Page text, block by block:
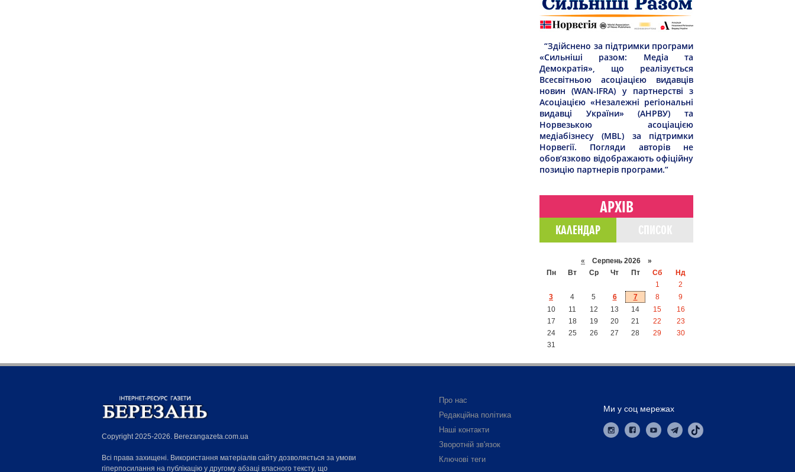
“Здійснено за підтримки програми
«Сильніші разом: Медіа та
Демократія», що реалізується
Всесвітньою асоціацією видавців
новин (WAN-IFRA) у партнерстві з
Асоціацією «Незалежні регіональні
видавці України» (АНРВУ) та
Норвезькою асоціацією
медіабізнесу (MBL) за підтримки
Норвегії. Погляди авторів не
обов’язково відображають офіційну
позицію партнерів програми.”
АРХІВ
КАЛЕНДАР
« Серпень 2026 »
Пн
Вт Ср Чт Пт Сб
Нд
1
2
3
4 5 6 7 8
9
10
11 12 13 14 15
16
17
18 19 20 21 22
23
24
25 26 27 28 29
30
31
Copyright 2025-2026. Berezangazeta.com.ua
Всі права захищені. Використання матеріалів сайту дозволяється за умови
гіперпосилання на публікацію у другому абзаці власного тексту, що
Про нас
Редакційна політика
Наші контакти
Зворотній зв'язок
Ключові теги
Ми у соц мережах